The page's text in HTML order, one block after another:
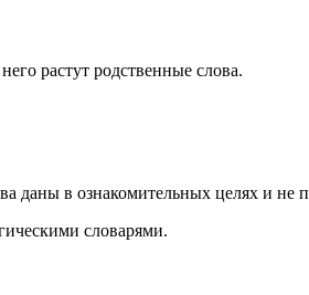
растут родственные слова.
даны в ознакомительных целях и
словарями.